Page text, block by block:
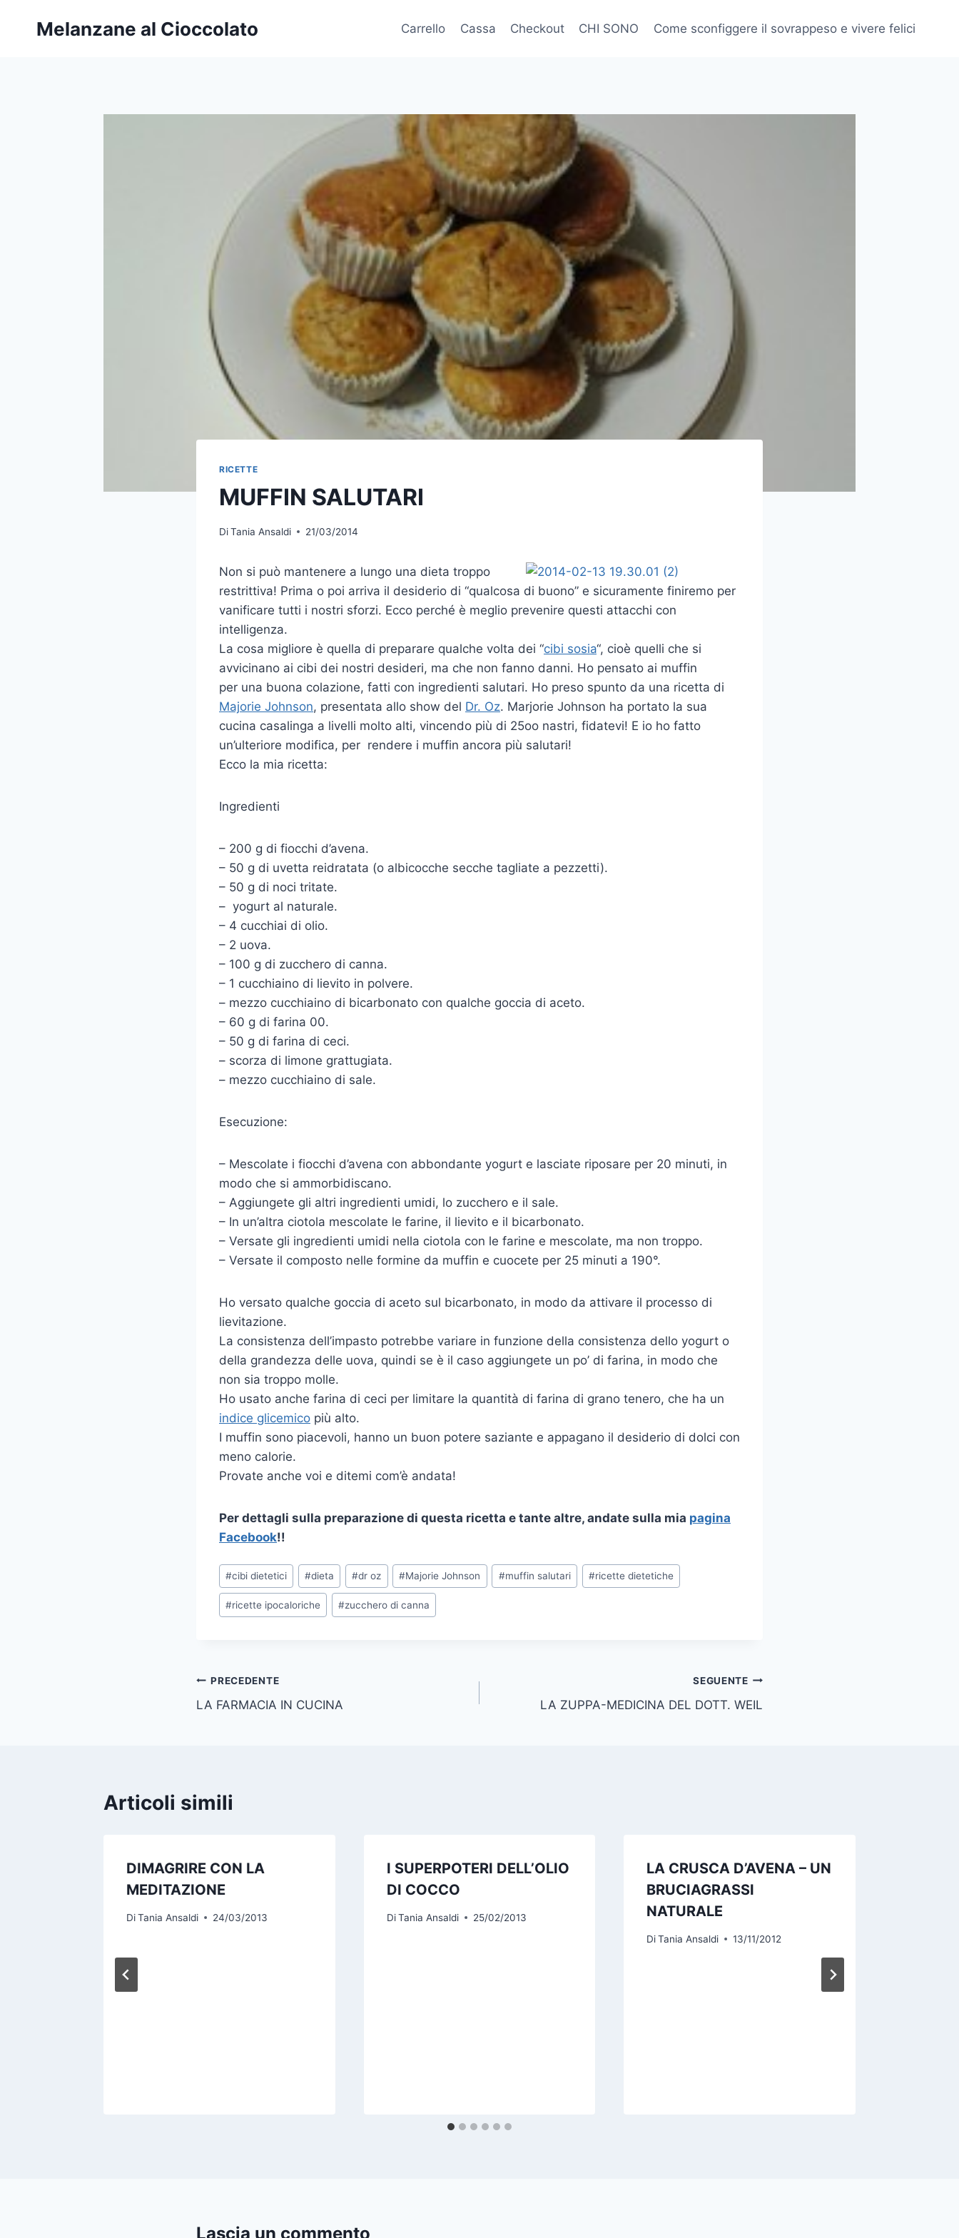
Melanzane al Cioccolato Carrello Cassa Checkout CHI SONO Come sconfiggere il sovrappeso e vivere felici
RICETTE
MUFFIN SALUTARI
DiTania Ansaldi 21/03/2014
Non si può mantenere a lungo una dieta troppo
restrittiva! Prima o poi arriva il desiderio di “qualcosa di buono” e sicuramente finiremo per
vanificare tutti i nostri sforzi. Ecco perché è meglio prevenire questi attacchi con
intelligenza.
La cosa migliore è quella di preparare qualche volta dei “cibi sosia“, cioè quelli che si
avvicinano ai cibi dei nostri desideri, ma che non fanno danni. Ho pensato ai muffin
per una buona colazione, fatti con ingredienti salutari. Ho preso spunto da una ricetta di
Majorie Johnson, presentata allo show del Dr. Oz. Marjorie Johnson ha portato la sua
cucina casalinga a livelli molto alti, vincendo più di 25oo nastri, fidatevi! E io ho fatto
un’ulteriore modifica, per rendere i muffin ancora più salutari!
Ecco la mia ricetta:
Ingredienti
– 200 g di fiocchi d’avena.
– 50 g di uvetta reidratata (o albicocche secche tagliate a pezzetti).
– 50 g di noci tritate.
– yogurt al naturale.
– 4 cucchiai di olio.
– 2 uova.
– 100 g di zucchero di canna.
– 1 cucchiaino di lievito in polvere.
– mezzo cucchiaino di bicarbonato con qualche goccia di aceto.
– 60 g di farina 00.
– 50 g di farina di ceci.
– scorza di limone grattugiata.
– mezzo cucchiaino di sale.
Esecuzione:
– Mescolate i fiocchi d’avena con abbondante yogurt e lasciate riposare per 20 minuti, in
modo che si ammorbidiscano.
– Aggiungete gli altri ingredienti umidi, lo zucchero e il sale.
– In un’altra ciotola mescolate le farine, il lievito e il bicarbonato.
– Versate gli ingredienti umidi nella ciotola con le farine e mescolate, ma non troppo.
– Versate il composto nelle formine da muffin e cuocete per 25 minuti a 190°.
Ho versato qualche goccia di aceto sul bicarbonato, in modo da attivare il processo di
lievitazione.
La consistenza dell’impasto potrebbe variare in funzione della consistenza dello yogurt o
della grandezza delle uova, quindi se è il caso aggiungete un po’ di farina, in modo che
non sia troppo molle.
Ho usato anche farina di ceci per limitare la quantità di farina di grano tenero, che ha un
indice glicemico più alto.
I muffin sono piacevoli, hanno un buon potere saziante e appagano il desiderio di dolci con
meno calorie.
Provate anche voi e ditemi com’è andata!
Per dettagli sulla preparazione di questa ricetta e tante altre, andate sulla mia pagina
Facebook!!
Tag
articolo:
#cibi dietetici #dieta #dr oz #Majorie Johnson #muffin salutari #ricette dietetiche
#ricette ipocaloriche #zucchero di canna
Navigazione
articoli
PRECEDENTE
LA FARMACIA IN CUCINA
SEGUENTE
LA ZUPPA-MEDICINA DEL DOTT. WEIL
Articoli simili
DIMAGRIRE CON LA
MEDITAZIONE
DiTania Ansaldi 24/03/2013
I SUPERPOTERI DELL’OLIO
DI COCCO
Di Tania Ansaldi 25/02/2013
LA CRUSCA D’AVENA – UN
BRUCIAGRASSI
NATURALE
Di Tania Ansaldi 13/11/2012
Lascia un commento